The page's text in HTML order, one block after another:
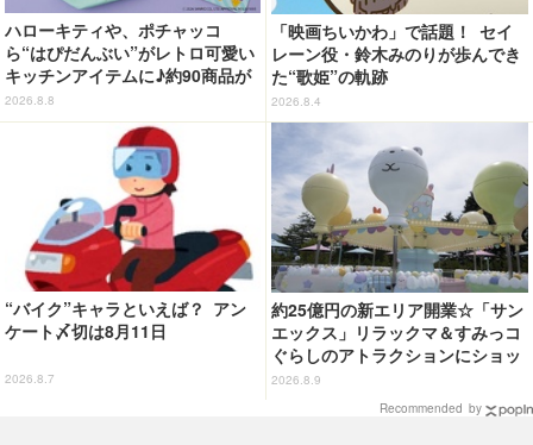
ハローキティや、ポチャッコ
ら“はぴだんぶい”がレトロ可愛い
キッチンアイテムに♪約90商品が
登場【212 KITCHEN STORE】
2026.8.8
「映画ちいかわ」で話題！ セイ
レーン役・鈴木みのりが歩んでき
た“歌姫”の軌跡
2026.8.4
“バイク”キャラといえば？ アン
ケート〆切は8月11日
2026.8.7
約25億円の新エリア開業☆「サン
エックス」リラックマ＆すみっコ
ぐらしのアトラクションにショッ
プ、レストランも！「富士急ハイ
ランド」内【レポート】
2026.8.9
Recommended by